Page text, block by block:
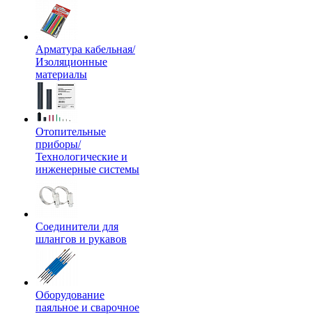
Арматура кабельная/
Изоляционные
материалы
Отопительные
приборы/
Технологические и
инженерные системы
Соединители для
шлангов и рукавов
Оборудование
паяльное и сварочное